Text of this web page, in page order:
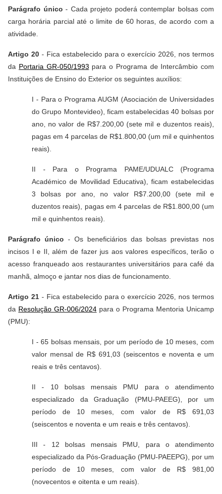
Parágrafo único - Cada projeto poderá contemplar bolsas com
carga horária parcial até o limite de 60 horas, de acordo com a
atividade.
Artigo 20- Fica estabelecido para o exercício 2026, nos termos
da Portaria GR-050/1993 para o Programa de Intercâmbio com
Instituições de Ensino do Exterior os seguintes auxílios:
I - Para o Programa AUGM (Asociación de Universidades
do Grupo Montevideo), ficam estabelecidas 40 bolsas por
ano, no valor de R$7.200,00 (sete mil e duzentos reais),
pagas em 4 parcelas de R$1.800,00 (um mil e quinhentos
reais).
II - Para o Programa PAME/UDUALC (Programa
Académico de Movilidad Educativa), ficam estabelecidas
3 bolsas por ano, no valor R$7.200,00 (sete mil e
duzentos reais), pagas em 4 parcelas de R$1.800,00 (um
mil e quinhentos reais).
Parágrafo único - Os beneficiários das bolsas previstas nos
incisos I e II, além de fazer jus aos valores específicos, terão o
acesso franqueado aos restaurantes universitários para café da
manhã, almoço e jantar nos dias de funcionamento.
Artigo 21- Fica estabelecido para o exercício 2026, nos termos
da Resolução GR-006/2024 para o Programa Mentoria Unicamp
(PMU):
I - 65 bolsas mensais, por um período de 10 meses, com
valor mensal de R$ 691,03 (seiscentos e noventa e um
reais e três centavos).
II - 10 bolsas mensais PMU para o atendimento
especializado da Graduação (PMU-PAEEG), por um
período de 10 meses, com valor de R$ 691,03
(seiscentos e noventa e um reais e três centavos).
III - 12 bolsas mensais PMU, para o atendimento
especializado da Pós-Graduação (PMU-PAEEPG), por um
período de 10 meses, com valor de R$ 981,00
(novecentos e oitenta e um reais).